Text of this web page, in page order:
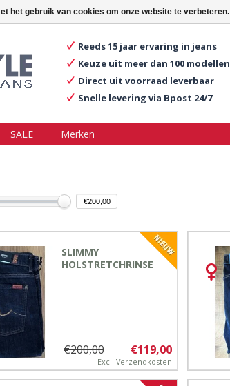
aanmaken Mijn winkelwagen €0,00
Reeds 15 jaar ervaring in jeans
Keuze uit meer dan 100 modellen
Direct uit voorraad leverbaar
Snelle levering via Bpost 24/7
SALE Merken
SLIMMY
HOLSTRETCHRINSE
€119,00
€200,00
Excl. Verzendkosten
het gebruik van cookies om onze website te verbeteren.